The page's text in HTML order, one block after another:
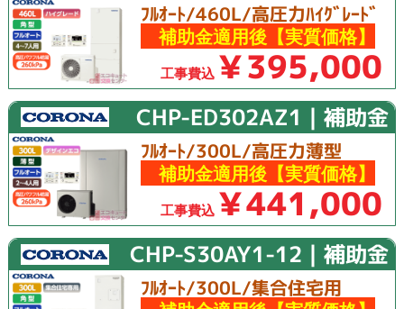
ﾌﾙｵｰﾄ/460L/高圧力ﾊｲｸﾞﾚｰﾄﾞ
補助金適用後【実質価格】
工事費込 ￥395,000
CHP-ED302AZ1｜補助金
ﾌﾙｵｰﾄ/300L/高圧力薄型
補助金適用後【実質価格】
工事費込 ￥441,000
CHP-S30AY1-12｜補助金
ﾌﾙｵｰﾄ/300L/集合住宅用